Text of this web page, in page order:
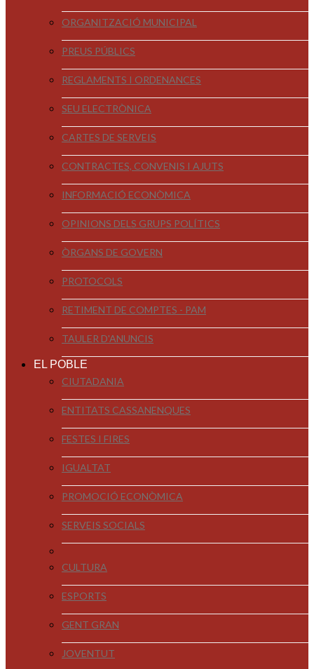
ORGANITZACIÓ MUNICIPAL
PREUS PÚBLICS
REGLAMENTS I ORDENANCES
SEU ELECTRÒNICA
CARTES DE SERVEIS
CONTRACTES, CONVENIS I AJUTS
INFORMACIÓ ECONÒMICA
OPINIONS DELS GRUPS POLÍTICS
ÒRGANS DE GOVERN
PROTOCOLS
RETIMENT DE COMPTES - PAM
TAULER D'ANUNCIS
EL POBLE
CIUTADANIA
ENTITATS CASSANENQUES
FESTES I FIRES
IGUALTAT
PROMOCIÓ ECONÒMICA
SERVEIS SOCIALS
CULTURA
ESPORTS
GENT GRAN
JOVENTUT